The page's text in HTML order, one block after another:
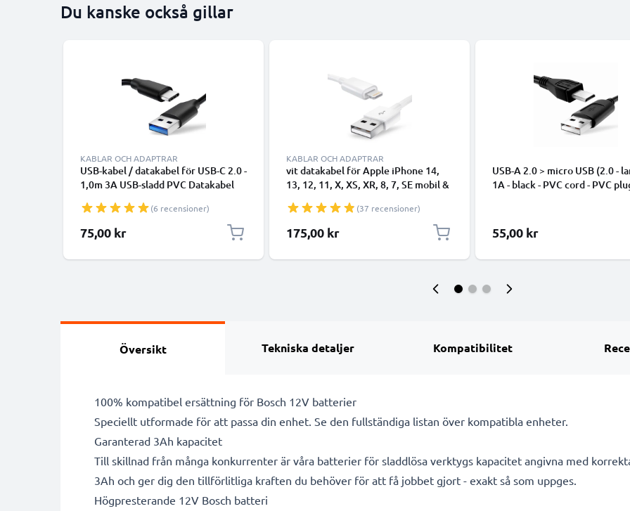
Du kanske också gillar
KABLAR OCH ADAPTRAR
USB-kabel / datakabel för USB-C 2.0 -
1,0m 3A USB-sladd PVC Datakabel
(6 recensioner)
75,00 kr
KABLAR OCH ADAPTRAR
vit datakabel för Apple iPhone 14,
13, 12, 11, X, XS, XR, 8, 7, SE mobil &
överföring - USB-sladd(37 recensioner)
175,00 kr
USB-A 2.0 > micro USB (2.0 -
1A - black - PVC cord - PVC
55,00 kr
Översikt Tekniska detaljer Kompatibilitet
100% kompatibel ersättning för Bosch 12V batterier
Speciellt utformade för att passa din enhet. Se den fullständiga listan över kompatibla enheter.
Garanterad 3Ah kapacitet
Till skillnad från många konkurrenter är våra batterier för sladdlösa verktygs kapacitet angivna med
3Ah och ger dig den tillförlitliga kraften du behöver för att få jobbet gjort - exakt så som uppges.
Högpresterande 12V Bosch batteri